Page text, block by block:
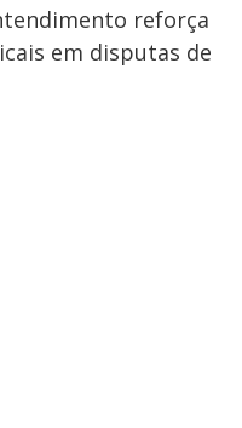
reforça
em disputas de